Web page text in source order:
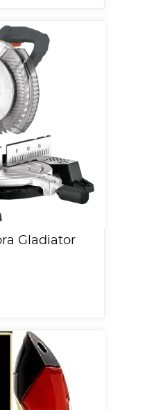
Gladiator